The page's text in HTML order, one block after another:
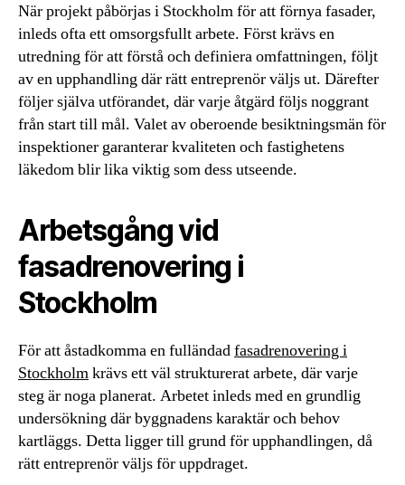
När projekt påbörjas i Stockholm för att förnya fasader,
inleds ofta ett omsorgsfullt arbete. Först krävs en
utredning för att förstå och definiera omfattningen, följt
av en upphandling där rätt entreprenör väljs ut. Därefter
följer själva utförandet, där varje åtgärd följs noggrant
från start till mål. Valet av oberoende besiktningsmän för
inspektioner garanterar kvaliteten och fastighetens
läkedom blir lika viktig som dess utseende.
Arbetsgång vid
fasadrenovering i
Stockholm
För att åstadkomma en fulländadfasadrenovering i
Stockholmkrävs ett väl strukturerat arbete, där varje
steg är noga planerat. Arbetet inleds med en grundlig
undersökning där byggnadens karaktär och behov
kartläggs. Detta ligger till grund för upphandlingen, då
rätt entreprenör väljs för uppdraget.